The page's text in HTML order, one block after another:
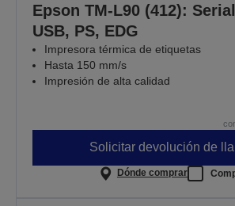
Epson TM-L90 (412):
USB, PS, EDG
Impresora térmica de etiquetas
Hasta 150 mm/s
Impresión de alta calidad
Solicitar devolución de
Dónde comprar